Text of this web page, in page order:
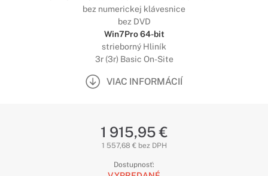
bez numerickej klávesnice
bez DVD
Win7Pro 64-bit
strieborný Hliník
3r (3r) Basic On-Site
VIAC INFORMÁCIÍ
1 915,95 €
1 557,68 € bez DPH
Dostupnosť: